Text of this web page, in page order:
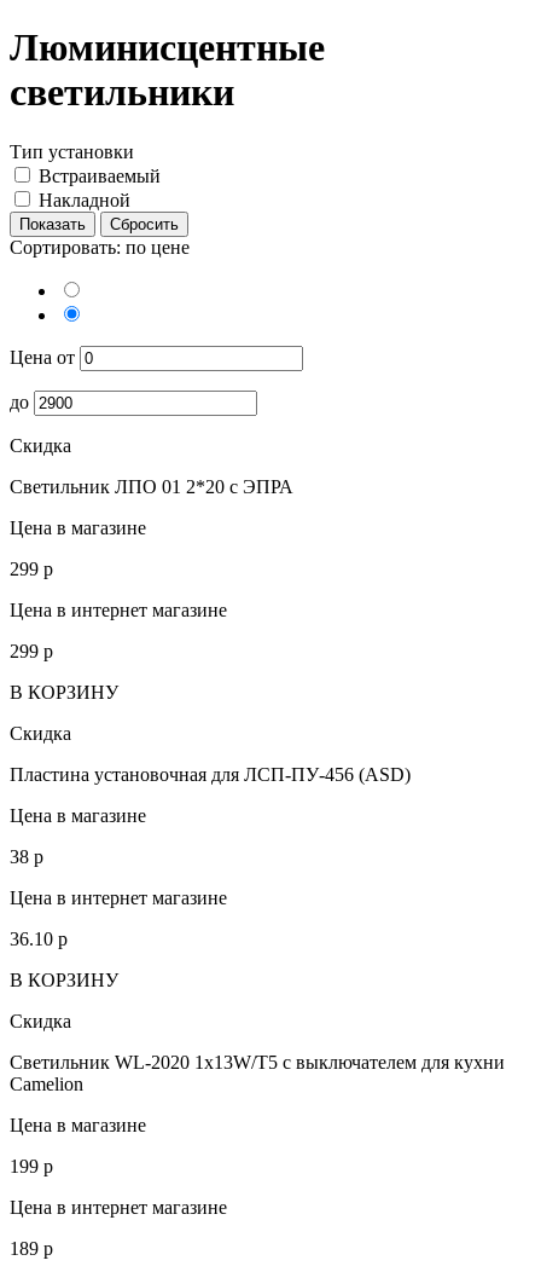
Люминисцентные
светильники
Тип установки
Встраиваемый
Накладной
Сортировать: по цене
Цена от
до
Скидка
Светильник ЛПО 01 2*20 с ЭПРА
Цена в магазине
299 p
Цена в интернет магазине
299 p
В КОРЗИНУ
Скидка
Пластина установочная для ЛСП-ПУ-456 (ASD)
Цена в магазине
38 p
Цена в интернет магазине
36.10 p
В КОРЗИНУ
Скидка
Светильник WL-2020 1х13W/Т5 с выключателем для кухни
Camelion
Цена в магазине
199 p
Цена в интернет магазине
189 p